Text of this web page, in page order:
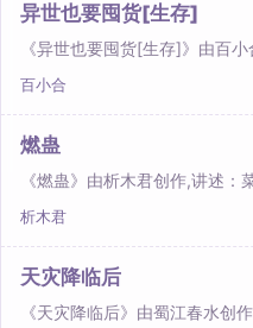
异世也要囤货[生存]
《异世也要囤货[生存]》由百
百小合
燃蛊
《燃蛊》由析木君创作,讲述
析木君
天灾降临后
《天灾降临后》由蜀江春水创